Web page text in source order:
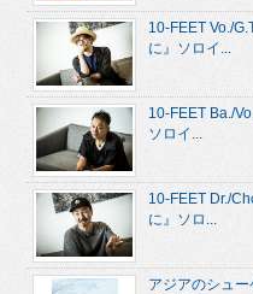
10-FEET Vo./
に』ソロイ...
10-FEET Ba./
ソロイ...
10-FEET Dr./
に』ソロ...
アジアのシュ